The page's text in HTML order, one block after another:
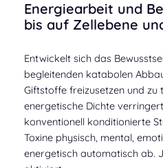
Energiearbeit und
bis auf Zellebene
Entwickelt sich das
begleitenden katabolen
Giftstoffe freizusetzen und zu
energetische Dichte
konventionell konditionierte
Toxine physisch, mental,
energetisch automatisch ab.